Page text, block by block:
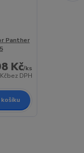
Panther
Kč/ks
bez DPH